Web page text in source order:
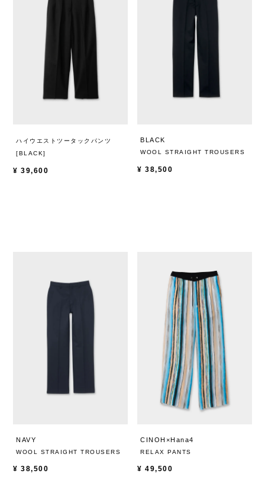
ハイウエストツータックパンツ
[BLACK]
¥ 39,600
BLACK
WOOL STRAIGHT TROUSERS
¥ 38,500
NAVY
WOOL STRAIGHT TROUSERS
¥ 38,500
CINOH×Hana4
RELAX PANTS
¥ 49,500